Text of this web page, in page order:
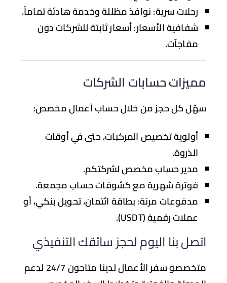
رحلات سرية:نوافذ مظللة وخدمة هادئة تماماً.
شفافية الأسعار:أسعار ثابتة للشركات دون
مفاجآت.
حسابات الشركات
كل حجز من خلالحساب أعمال مخصص:
أولوية تخصيص المركبات، حتى في أوقات
مدير حساب مخصص لشركتكم.
فوترة شهرية مع كشوفات حساب مجمعة.
مدفوعات مرنة: بطاقة ائتمان، تحويل بنكي، أو
عملات رقمية (USDT).
بنا اليوم لحجز سائقك التنفيذي
متخصصو سفر الأعمال لدينا متاحون 24/7 لدعم